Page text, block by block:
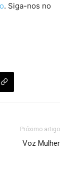
. Siga-nos no
Próximo artigo
Voz Mulher